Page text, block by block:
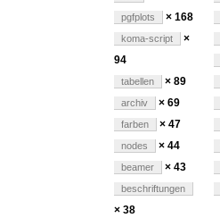
pgfplots × 168
koma-script
×
94
tabellen × 89
archiv × 69
farben × 47
nodes × 44
beamer × 43
beschriftungen
× 38